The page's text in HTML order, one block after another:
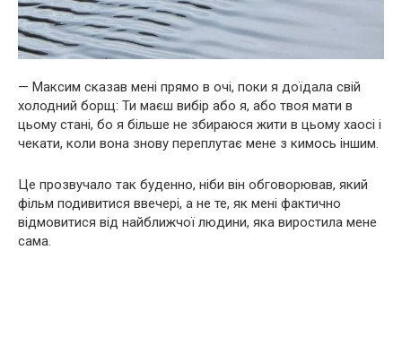
— Максим сказав мені прямо в очі, поки я доїдала свій
холодний борщ: Ти маєш вибір або я, або твоя мати в
цьому стані, бо я більше не збираюся жити в цьому хаосі і
чекати, коли вона знову переплутає мене з кимось іншим.
Це прозвучало так буденно, ніби він обговорював, який
фільм подивитися ввечері, а не те, як мені фактично
відмовитися від найближчої людини, яка виростила мене
сама.